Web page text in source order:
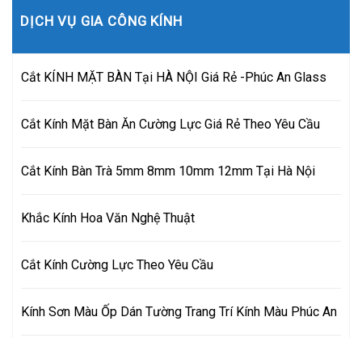
DỊCH VỤ GIA CÔNG KÍNH
Cắt KÍNH MẶT BÀN Tại HÀ NỘI Giá Rẻ -Phúc An Glass
Cắt Kính Mặt Bàn Ăn Cường Lực Giá Rẻ Theo Yêu Cầu
Cắt Kính Bàn Trà 5mm 8mm 10mm 12mm Tại Hà Nội
Khắc Kính Hoa Văn Nghệ Thuật
Cắt Kính Cường Lực Theo Yêu Cầu
Kính Sơn Màu Ốp Dán Tường Trang Trí Kính Màu Phúc An